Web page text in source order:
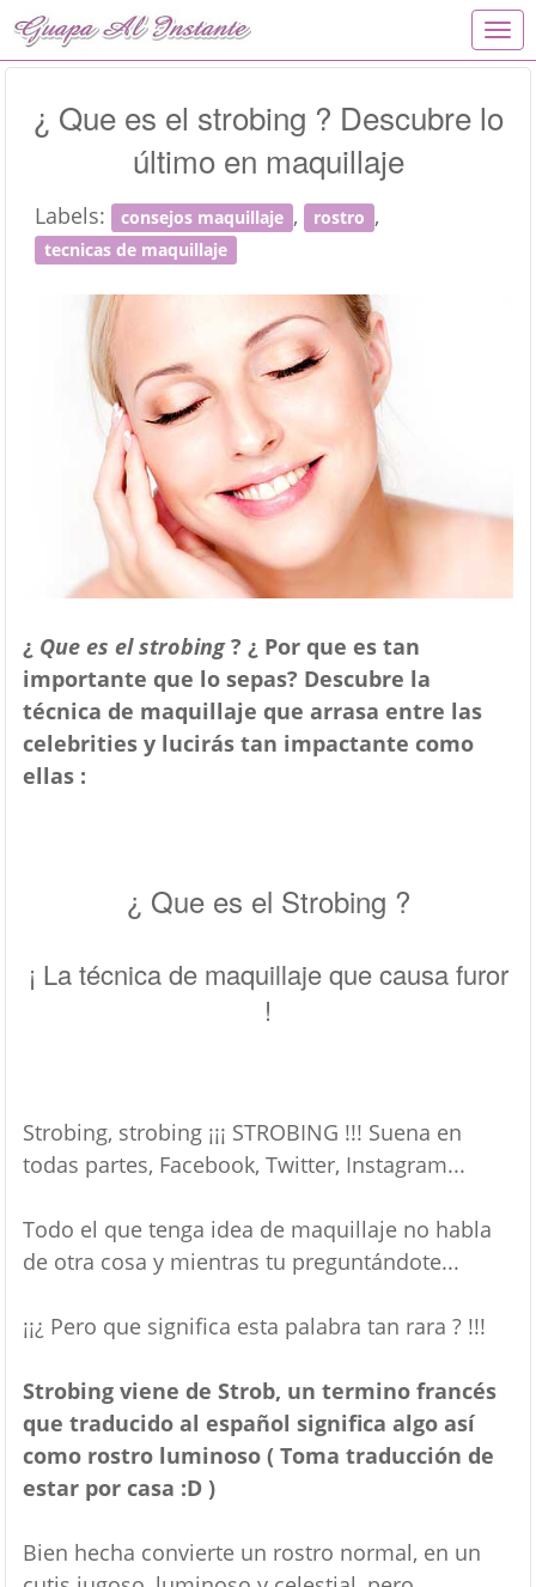
T
o
l
¿ Que es el strobing ? Descubre lo
último en maquillaje
Labels: consejos maquillaje , rostro ,
tecnicas de maquillaje
¿ Que es el strobing? ¿ Por que es tan
importante que lo sepas? Descubre la
técnica de maquillaje que arrasa entre las
celebrities y lucirás tan impactante como
ellas :
¿ Que es el Strobing ?
¡ La técnica de maquillaje que causa furor
!
Strobing, strobing ¡¡¡ STROBING !!! Suena en
todas partes, Facebook, Twitter, Instagram...
Todo el que tenga idea de maquillaje no habla
de otra cosa y mientras tu preguntándote...
¡¡¿ Pero que significa esta palabra tan rara ? !!!
Strobing viene de Strob, un termino francés
que traducido al español significa algo así
como rostro luminoso ( Toma traducción de
estar por casa :D )
Bien hecha convierte un rostro normal, en un